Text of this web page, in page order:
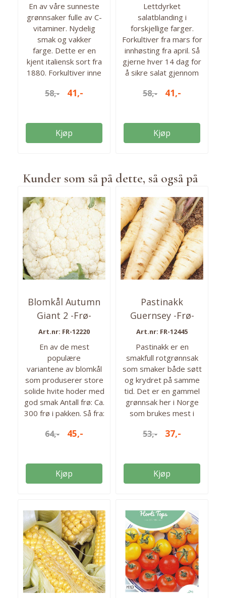
En av våre sunneste
grønnsaker fulle av C-
vitaminer. Nydelig
smak og vakker
farge. Dette er en
kjent italiensk sort fra
1880. Forkultiver inne
ute fra mai. Høstes fra
250 Så fra: feb-juli
Høstes fra: juni-okt.
58,- 41,-
Kjøp
Lettdyrket
salatblanding i
forskjellige farger.
Forkultiver fra mars for
innhøsting fra april. Så
gjerne hver 14 dag for
å sikre salat gjennom
3100 frø i pakken. Så
pakken: ca 3100 stk
58,- 41,-
Kjøp
Kunder som så på dette, så også på
Blomkål Autumn
Giant 2 -Frø-
Art.nr: FR-12220
En av de mest
populære
variantene av blomkål
som produserer store
solide hvite hoder med
god smak Antall frø: Ca.
300 frø i pakken. Så fra:
aug - september Antall
64,- 45,-
Kjøp
Pastinakk
Guernsey -Frø-
Art.nr: FR-12445
Pastinakk er en
smakfull rotgrønnsak
som smaker både søtt
og krydret på samme
tid. Det er en gammel
grønnsak her i Norge
som brukes mest i
men er også nydelig
etter høsting. Ca 1200
frø i pakken. Så fra: mai
Antall frø: ca. 1200
53,- 37,-
Kjøp